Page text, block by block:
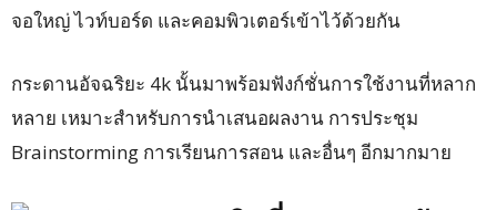
จอใหญ่ ไวท์บอร์ด และคอมพิวเตอร์เข้าไว้ด้วยกัน
กระดานอัจฉริยะ 4k นั้นมาพร้อมฟังก์ชั่นการใช้งานที่หลาก
หลาย เหมาะสำหรับการนำเสนอผลงาน การประชุม
Brainstorming การเรียนการสอน และอื่นๆ อีกมากมาย